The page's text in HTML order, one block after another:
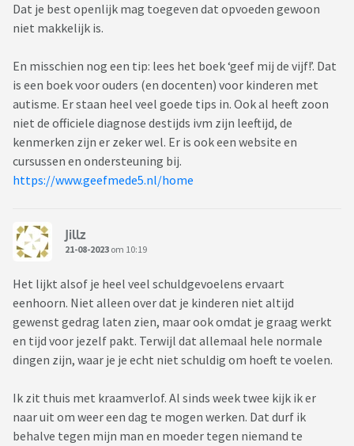
Dat je best openlijk mag toegeven dat opvoeden gewoon
niet makkelijk is.
En misschien nog een tip: lees het boek ‘geef mij de vijf!’. Dat
is een boek voor ouders (en docenten) voor kinderen met
autisme. Er staan heel veel goede tips in. Ook al heeft zoon
niet de officiele diagnose destijds ivm zijn leeftijd, de
kenmerken zijn er zeker wel. Er is ook een website en
cursussen en ondersteuning bij.
https://www.geefmede5.nl/home
Jillz
21-08-2023 om 10:19
Het lijkt alsof je heel veel schuldgevoelens ervaart
eenhoorn. Niet alleen over dat je kinderen niet altijd
gewenst gedrag laten zien, maar ook omdat je graag werkt
en tijd voor jezelf pakt. Terwijl dat allemaal hele normale
dingen zijn, waar je je echt niet schuldig om hoeft te voelen.
Ik zit thuis met kraamverlof. Al sinds week twee kijk ik er
naar uit om weer een dag te mogen werken. Dat durf ik
behalve tegen mijn man en moeder tegen niemand te